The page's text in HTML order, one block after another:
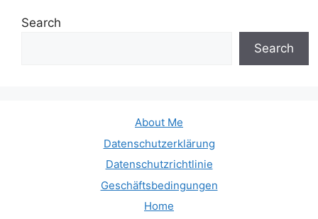
Search
Search
About Me
Datenschutzerklärung
Datenschutzrichtlinie
Geschäftsbedingungen
Home